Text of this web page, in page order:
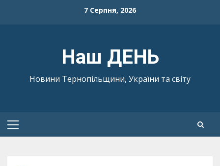
7 Серпня, 2026
Наш ДЕНЬ
Новини Тернопільщини, України та світу
Primary